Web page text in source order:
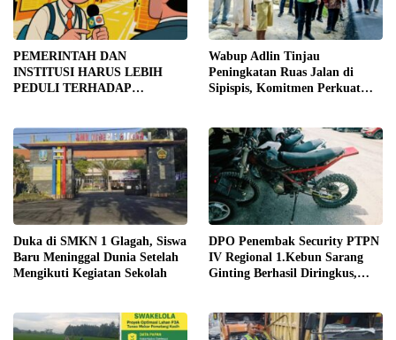
PEMERINTAH DAN
INSTITUSI HARUS LEBIH
PEDULI TERHADAP
Wabup Adlin Tinjau
Peningkatan Ruas Jalan di
Sipispis, Komitmen Perkuat
Duka di SMKN 1 Glagah, Siswa
Baru Meninggal Dunia Setelah
Mengikuti Kegiatan Sekolah
DPO Penembak Security PTPN
IV Regional 1.Kebun Sarang
Ginting Berhasil Diringkus,